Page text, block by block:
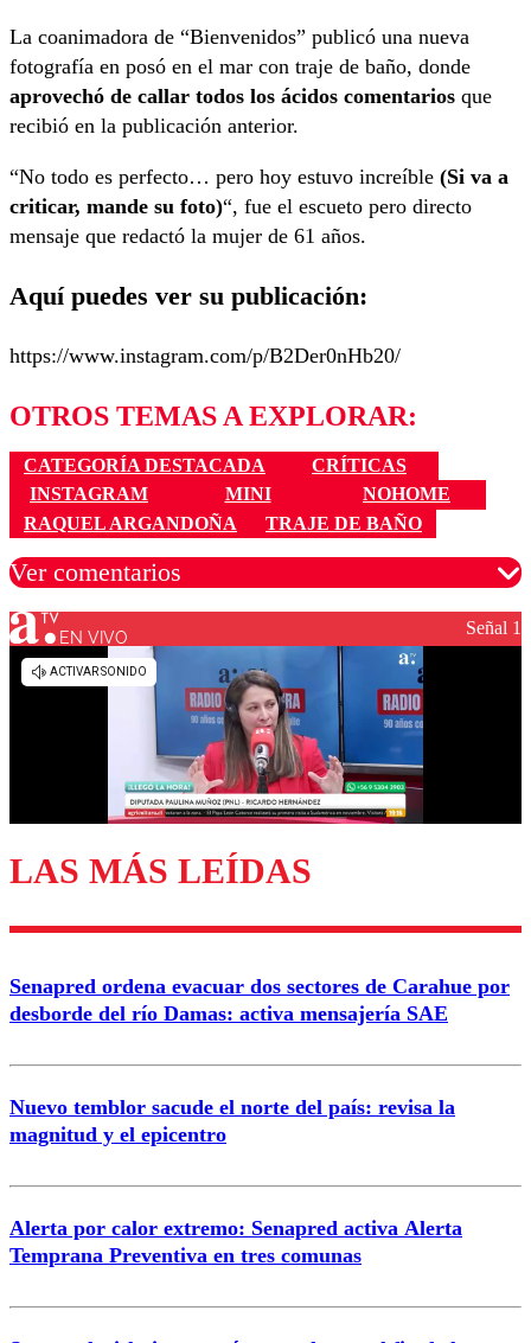
La coanimadora de “Bienvenidos” publicó una nueva
fotografía en posó en el mar con traje de baño, donde
aprovechó de callar todos los ácidos comentarios que
recibió en la publicación anterior.
“No todo es perfecto… pero hoy estuvo increíble (Si va a
criticar, mande su foto)“, fue el escueto pero directo
mensaje que redactó la mujer de 61 años.
Aquí puedes ver su publicación:
https://www.instagram.com/p/B2Der0nHb20/
OTROS TEMAS A EXPLORAR:
CATEGORÍA DESTACADA
CRÍTICAS
INSTAGRAM
MINI
NOHOME
RAQUEL ARGANDOÑA
TRAJE DE BAÑO
Ver comentarios
Los comentarios son moderados para garantizar un
diálogo respetuoso.
Enviar comentario
EN VIVO Señal 1
LAS MÁS LEÍDAS
Senapred ordena evacuar dos sectores de Carahue por
desborde del río Damas: activa mensajería SAE
Nuevo temblor sacude el norte del país: revisa la
magnitud y el epicentro
Alerta por calor extremo: Senapred activa Alerta
Temprana Preventiva en tres comunas